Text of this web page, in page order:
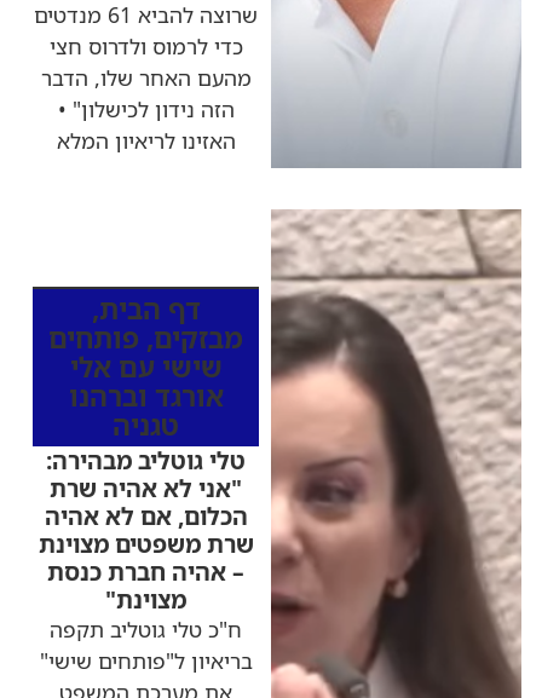
שרוצה להביא 61 מנדטים
כדי לרמוס ולדרוס חצי
מהעם האחר שלו, הדבר
הזה נידון לכישלון" •
האזינו לריאיון המלא
דף הבית,
מבזקים, פותחים
שישי עם אלי
אורגד וברהנו
טגניה
טלי גוטליב מבהירה:
"אני לא אהיה שרת
הכלום, אם לא אהיה
שרת משפטים מצוינת
– אהיה חברת כנסת
מצוינת"
ח"כ טלי גוטליב תקפה
בריאיון ל"פותחים שישי"